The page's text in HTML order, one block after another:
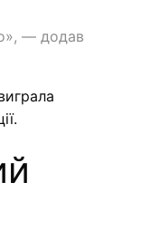
— додав